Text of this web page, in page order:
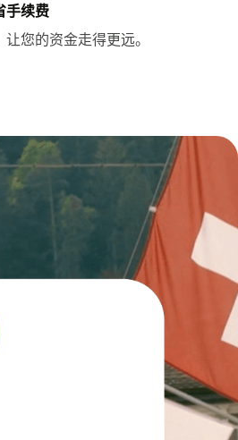
手续费
您的资金走得更远。